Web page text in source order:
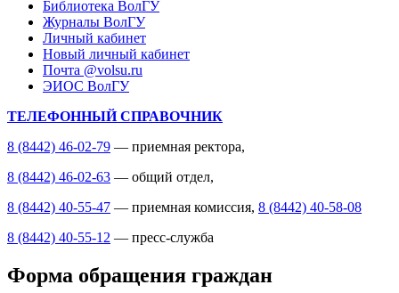
Библиотека ВолГУ
Журналы ВолГУ
Личный кабинет
Новый личный кабинет
Почта @volsu.ru
ЭИОС ВолГУ
ТЕЛЕФОННЫЙ СПРАВОЧНИК
8 (8442) 46-02-79 — приемная ректора,
8 (8442) 46-02-63 — общий отдел,
8 (8442) 40-55-47 — приемная комиссия, 8 (8442) 40-58-08
8 (8442) 40-55-12 — пресс-служба
Форма обращения граждан